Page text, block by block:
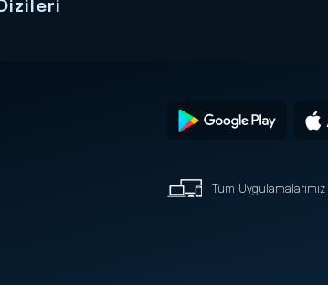
Tüm Uygulamalarımız